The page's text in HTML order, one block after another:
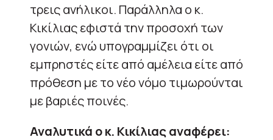
τρεις ανήλικοι. Παράλληλα ο κ.
Κικίλιας εφιστά την προσοχή των
γονιών, ενώ υπογραμμίζει ότι οι
εμπρηστές είτε από αμέλεια είτε από
πρόθεση με το νέο νόμο τιμωρούνται
με βαριές ποινές.
Αναλυτικά ο κ. Κικίλιας αναφέρει: